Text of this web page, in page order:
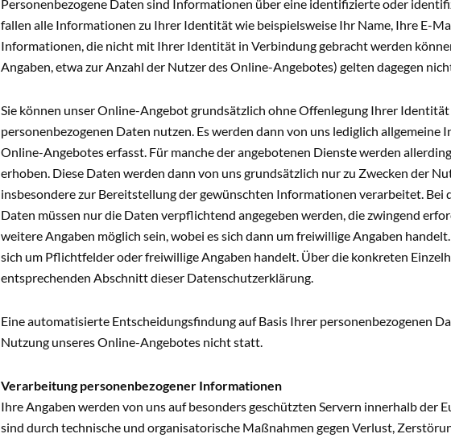
Personenbezogene Daten sind Informationen über eine identifizierte oder
fallen alle Informationen zu Ihrer Identität wie beispielsweise Ihr Name, Ihre E-
Informationen, die nicht mit Ihrer Identität in Verbindung gebracht werden
Angaben, etwa zur Anzahl der Nutzer des Online-Angebotes) gelten dagegen
Sie können unser Online-Angebot grundsätzlich ohne Offenlegung Ihrer
personenbezogenen Daten nutzen. Es werden dann von uns lediglich allgemeine
Online-Angebotes erfasst. Für manche der angebotenen Dienste werden
erhoben. Diese Daten werden dann von uns grundsätzlich nur zu Zwecken der
insbesondere zur Bereitstellung der gewünschten Informationen verarbeitet. Bei
Daten müssen nur die Daten verpflichtend angegeben werden, die zwingend
weitere Angaben möglich sein, wobei es sich dann um freiwillige Angaben
sich um Pflichtfelder oder freiwillige Angaben handelt. Über die konkreten
entsprechenden Abschnitt dieser Datenschutzerklärung.
Eine automatisierte Entscheidungsfindung auf Basis Ihrer personenbezogenen
Nutzung unseres Online-Angebotes nicht statt.
Verarbeitung personenbezogener Informationen
Ihre Angaben werden von uns auf besonders geschützten Servern innerhalb der
sind durch technische und organisatorische Maßnahmen gegen Verlust,